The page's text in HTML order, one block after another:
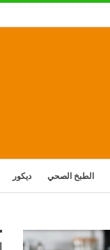
الطبخ الصحي ديكور